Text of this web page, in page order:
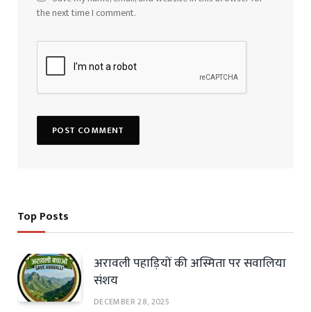
the next time I comment.
Top Posts
अरावली पहाड़ियों की अस्मिता पर सवालिया
संशय
DECEMBER 28, 2025